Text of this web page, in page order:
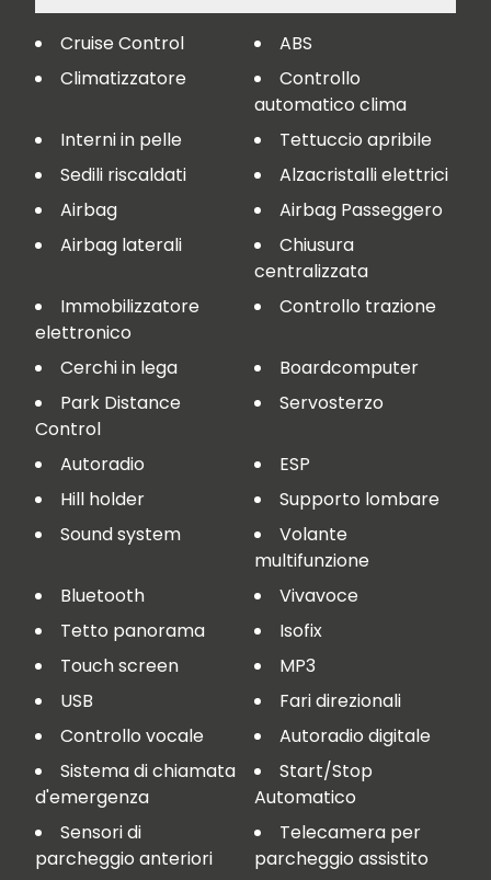
Cruise Control
ABS
Climatizzatore
Controllo
automatico clima
Interni in pelle
Tettuccio apribile
Sedili riscaldati
Alzacristalli elettrici
Airbag
Airbag Passeggero
Airbag laterali
Chiusura
centralizzata
Immobilizzatore
elettronico
Controllo trazione
Cerchi in lega
Boardcomputer
Park Distance
Control
Servosterzo
Autoradio
ESP
Hill holder
Supporto lombare
Sound system
Volante
multifunzione
Bluetooth
Vivavoce
Tetto panorama
Isofix
Touch screen
MP3
USB
Fari direzionali
Controllo vocale
Autoradio digitale
Sistema di chiamata
d'emergenza
Start/Stop
Automatico
Sensori di
parcheggio anteriori
Telecamera per
parcheggio assistito